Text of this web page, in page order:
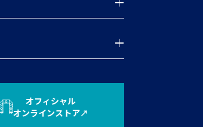
オフィシャル
オンラインストア